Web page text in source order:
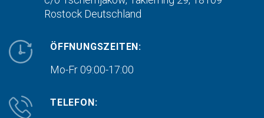
Rostock Deutschland
ÖFFNUNGSZEITEN:
Mo-Fr 09:00-17:00
TELEFON: